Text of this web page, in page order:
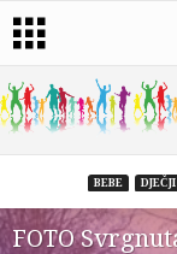
BEBE
FOTO